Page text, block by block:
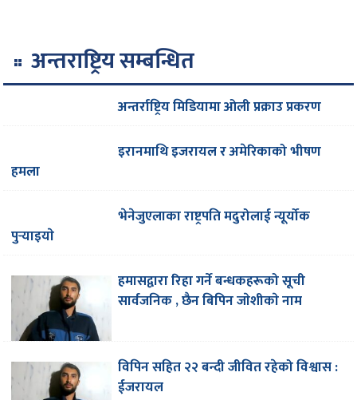
अन्तराष्ट्रिय सम्बन्धित
अन्तर्राष्ट्रिय मिडियामा ओली प्रक्राउ प्रकरण
इरानमाथि इजरायल र अमेरिकाको भीषण
हमला
भेनेजुएलाका राष्ट्रपति मदुरोलाई न्यूर्योक
पुर्‍याइयाे
हमासद्वारा रिहा गर्ने बन्धकहरूको सूची
सार्वजनिक , छैन बिपिन जाेशीकाे नाम
विपिन सहित २२ बन्दी जीवित रहेको विश्वास :
ईजरायल